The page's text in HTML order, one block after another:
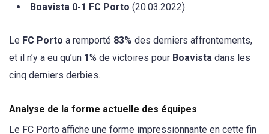
Boavista 0-1 FC Porto (20.03.2022)
Le FC Porto a remporté 83% des derniers affrontements,
et il n’y a eu qu’un 1% de victoires pour Boavista dans les
cinq derniers derbies.
Analyse de la forme actuelle des équipes
Le FC Porto affiche une forme impressionnante en cette fin